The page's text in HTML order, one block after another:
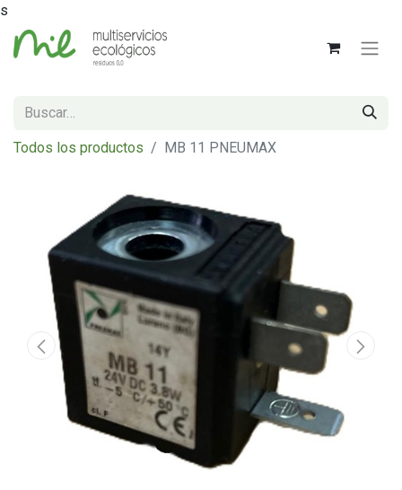
s
Todos los productos MB 11 PNEUMAX